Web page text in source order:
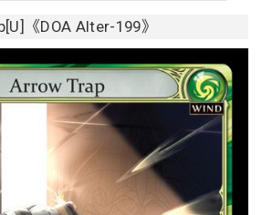
《DOA Alter-199》